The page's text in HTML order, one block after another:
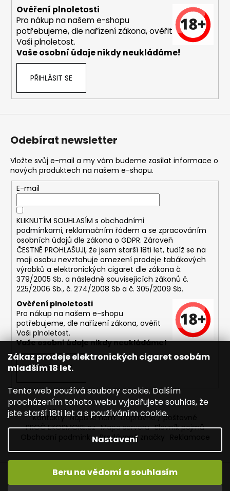
Zákaz prodeje elektronických cigaret osobám
mladším 18 let.
Tento web používá soubory cookie. Dalším
procházením tohoto webu vyjadřujete souhlas, že
jste starší 18ti let a s používáním cookie.
Nastavení
Beru na vědomí a souhlasím
Ověření plnoletosti
Pro nákup na našem e-shopu
potřebujeme, dle nařízení zákona, ověřit
Vaši plnoletost.
Vaše osobní údaje nikdy neukládáme!
PŘIHLÁSIT SE
Odebírat newsletter
Vložte svůj e-mail a my vám budeme zasílat informace o
nových produktech na našem e-shopu.
E-mail
KLIKNUTÍM SOUHLASÍM s obchodními
podmínkami, reklamačním řádem a se zpracováním
osobních údajů dle zákona o GDPR. Zároveň
ČESTNĚ PROHLAŠUJI, že jsem starší 18ti let, tudíž se na
moji osobu nevztahuje omezení prodeje tabákových
výrobků a elektronických cigaret dle zákona č.
379/2005 Sb. a následně souvisejících zákonů č.
225/2006 Sb., č. 274/2008 Sb a č. 305/2009 Sb.
Ověření plnoletosti
Pro nákup na našem e-shopu
potřebujeme, dle nařízení zákona, ověřit
Vaši plnoletost.
Vaše osobní údaje nikdy neukládáme!
PŘIHLÁSIT SE
Kontakty Napište nám Dopravné / poštovné
PROČ EKOSMOKE.cz Mapa serveru Slovník pojmů
Obchodní podmínky Prodávané značky
Vytvořil Shoptet
Copyright 2026EKOSMOKE - Specialista na e-cigarety.